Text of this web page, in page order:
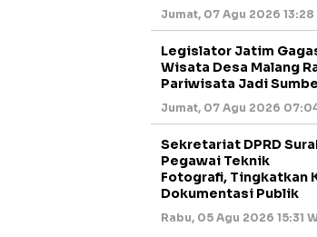
Jumat, 07 Agu 2026 13:28
Legislator Jatim
Wisata Desa Malang
Pariwisata Jadi
Jumat, 07 Agu 2026
Sekretariat DPRD
Pegawai Teknik
Fotografi, Tingkatkan
Dokumentasi Publik
Rabu, 05 Agu 2026 15:31